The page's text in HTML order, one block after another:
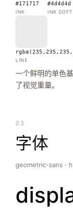
#171717
INK
#4d4d4d
INK SOFT
LINE
一个鲜明的单色
了视觉重量。
03
字体
geometric-sans ·